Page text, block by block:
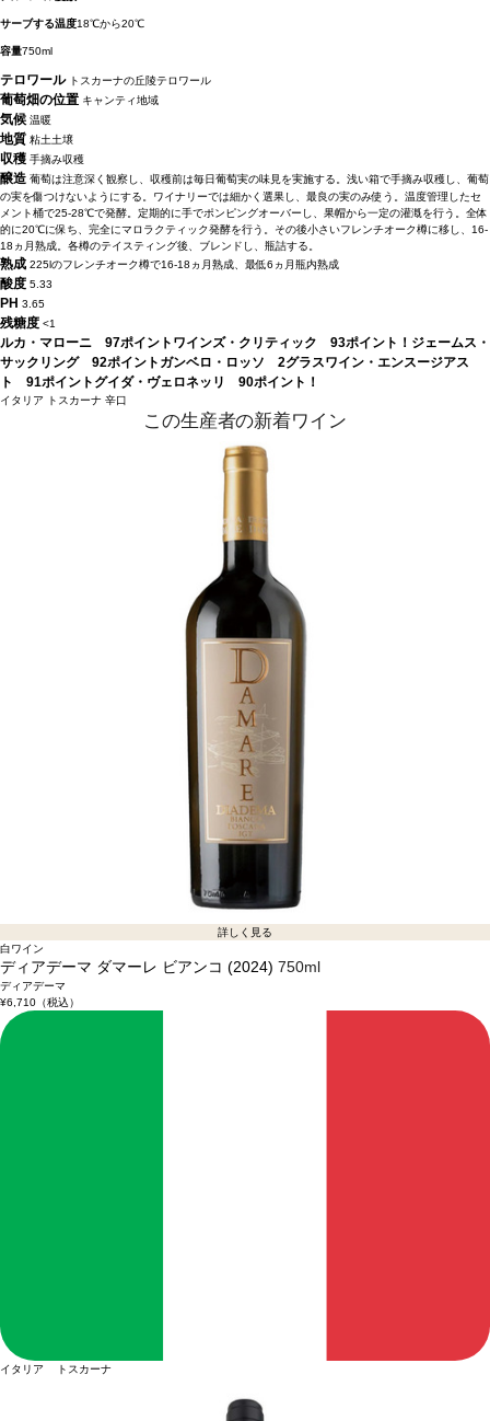
サーブする温度18℃から20℃
容量750ml
テロワール トスカーナの丘陵テロワール
葡萄畑の位置 キャンティ地域
気候温暖
地質粘土土壌
収穫手摘み収穫
醸造 葡萄は注意深く観察し、収穫前は毎日葡萄実の味見を実施する。浅い箱で手摘み収穫し、葡萄
の実を傷つけないようにする。ワイナリーでは細かく選果し、最良の実のみ使う。温度管理したセ
メント桶で25-28℃で発酵。定期的に手でポンピングオーバーし、果帽から一定の灌漑を行う。全体
的に20℃に保ち、完全にマロラクティック発酵を行う。その後小さいフレンチオーク樽に移し、16-
18ヵ月熟成。各樽のテイスティング後、ブレンドし、瓶詰する。
熟成225lのフレンチオーク樽で16-18ヵ月熟成、最低6ヵ月瓶内熟成
酸度5.33
PH 3.65
残糖度 <1
ルカ・マローニ 97ポイントワインズ・クリティック 93ポイント！ジェームス・
サックリング 92ポイントガンベロ・ロッソ 2グラスワイン・エンスージアス
ト 91ポイントグイダ・ヴェロネッリ 90ポイント！
イタリア トスカーナ 辛口
この生産者の新着ワイン
詳しく見る
白ワイン
ディアデーマ ダマーレ ビアンコ (2024) 750ml
ディアデーマ
¥6,710（税込）
イタリア トスカーナ